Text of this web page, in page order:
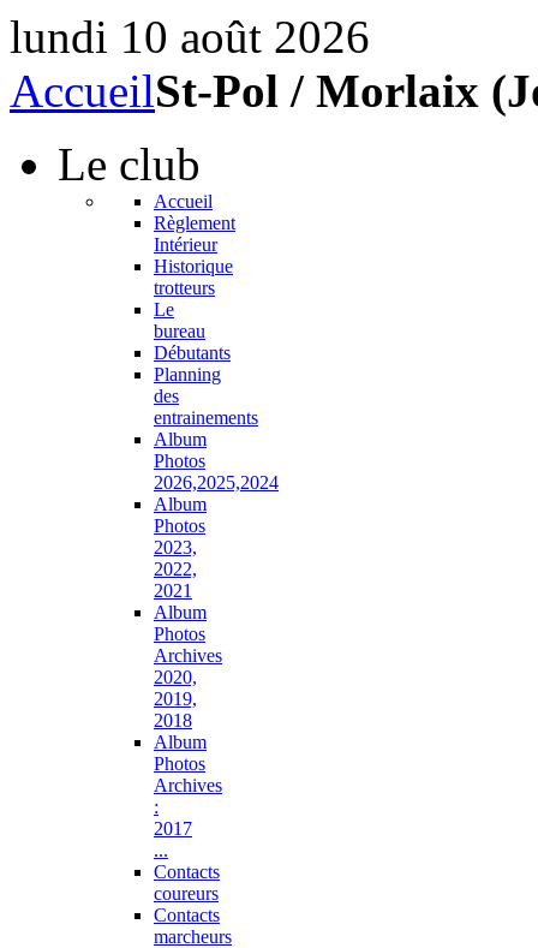
lundi 10 août 2026
AccueilSt-Pol / Morlaix
Le club
Accueil
Règlement
Intérieur
Historique
trotteurs
Le
bureau
Débutants
Planning
des
entrainements
Album
Photos
2026,2025,2024
Album
Photos
2023,
2022,
2021
Album
Photos
Archives
2020,
2019,
2018
Album
Photos
Archives
:
2017
...
Contacts
coureurs
Contacts
marcheurs